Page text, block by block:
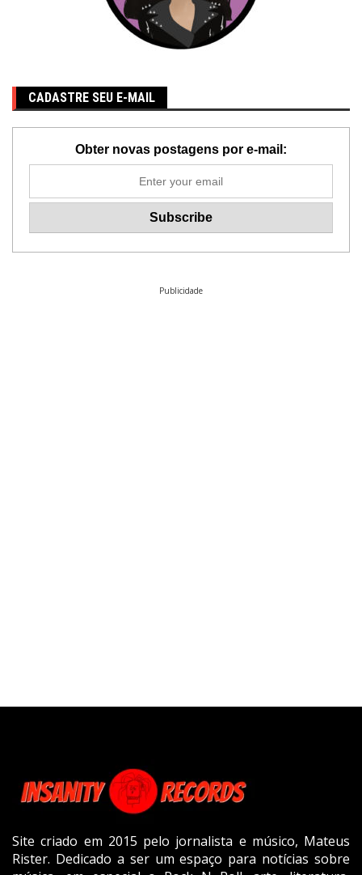
CADASTRE SEU E-MAIL
Obter novas postagens por e-mail:
Publicidade
Site criado em 2015 pelo jornalista e músico, Mateus
Rister. Dedicado a ser um espaço para notícias sobre